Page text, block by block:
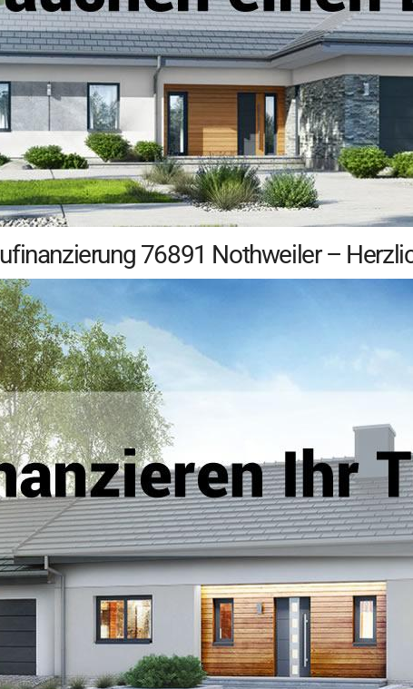
76891 Nothweiler –